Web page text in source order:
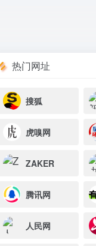
热门网址
搜狐
虎嗅网
ZAKER
腾讯网
人民网